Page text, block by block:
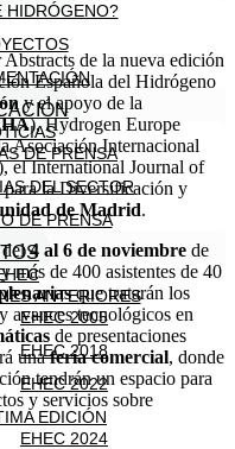
HIDRÓGENO?
DE PRENSA
DEL SECTOR
DE PRENSA
ANTERIORES
EHEC 2005
EHEC 2018
EHEC 2022
EDICIÓN
EHEC 2024
de la nueva edición
Española del Hidrógeno
y el apoyo de la
), Hydrogen Europe
Asociación Internacional
el International Journal of
la Diversificación y
de Madrid.
4 al 6 de noviembre de
más de 400 asistentes de 40
que tratarán los
avances tecnológicos en
de presentaciones
unaferia comercial, donde
tendrán un espacio para
y servicios sobre